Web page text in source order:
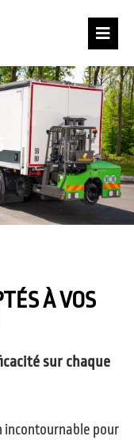
À VOS
sur chaque
incontournable pour